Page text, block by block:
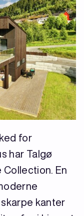
for
har Talgø
En
kanter